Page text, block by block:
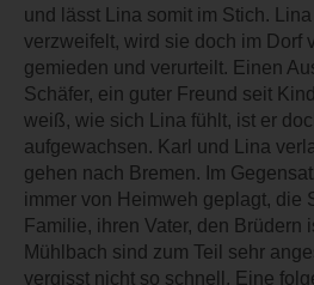
und lässt Lina somit im Stich.
verzweifelt, wird sie doch im Dorf
gemieden und verurteilt. Einen
Schäfer, ein guter Freund seit
weiß, wie sich Lina fühlt, ist er
aufgewachsen. Karl und Lina
gehen nach Bremen. Im
immer von Heimweh geplagt, die
Familie, ihren Vater, den Brüdern
Mühlbach sind zum Teil sehr
vergisst nicht so schnell. Eine